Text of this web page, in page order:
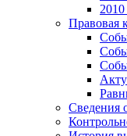
Правовая
Сведения